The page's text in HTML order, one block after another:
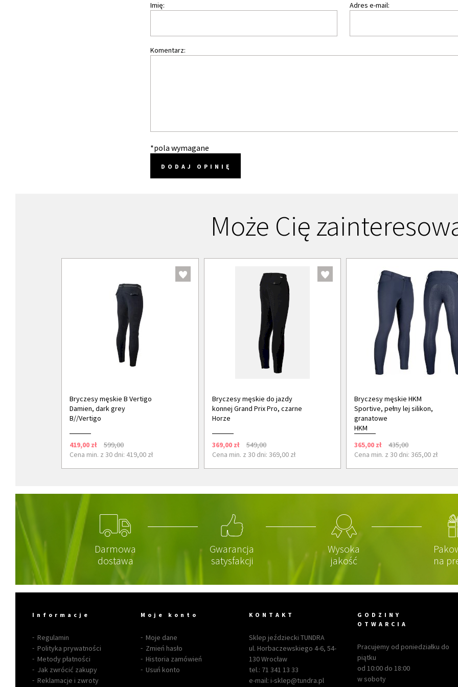
Imię: Adres e-mail:
Komentarz:
*pola wymagane
DODAJ OPINIĘ
Może Cię
Bryczesy męskie B Vertigo
Damien, dark grey
B//Vertigo
419,00 zł
599,00
Cena min. z 30 dni: 419,00 zł
Bryczesy męskie do jazdy
konnej Grand Prix Pro, czarne
Horze
369,00 zł
549,00
Cena min. z 30 dni: 369,00 zł
Bryczesy męskie HKM
Sportive, pełny lej silikon,
granatowe
HKM
365,00 zł
435,00
Cena min. z 30 dni: 365,00 zł
Darmowa
dostawa
Gwarancja
satysfakcji
Wysoka
jakość
na
Informacje
Regulamin
Polityka prywatności
Metody płatności
Jak zwrócić zakupy
Reklamacje i zwroty
Moje konto
Moje dane
Zmień hasło
Historia zamówień
Usuń konto
KONTAKT
Sklep jeździecki TUNDRA
ul. Horbaczewskiego 4-6, 54-
130 Wrocław
tel.: 71 341 13 33
e-mail: i-sklep@tundra.pl
GODZINY
OTWARCIA
Pracujemy od poniedziałku do
piątku
od 10:00 do 18:00
w soboty